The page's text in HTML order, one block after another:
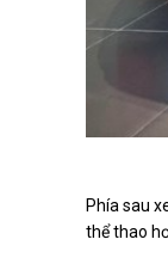
Phía sau
thể thao